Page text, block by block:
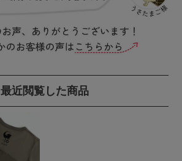
最近閲覧した商品